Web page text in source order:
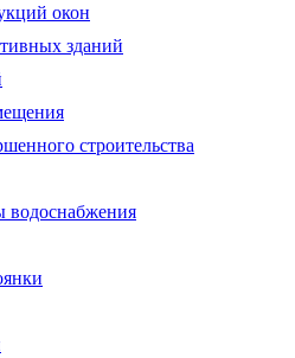
окон
зданий
строительства
водоснабжения